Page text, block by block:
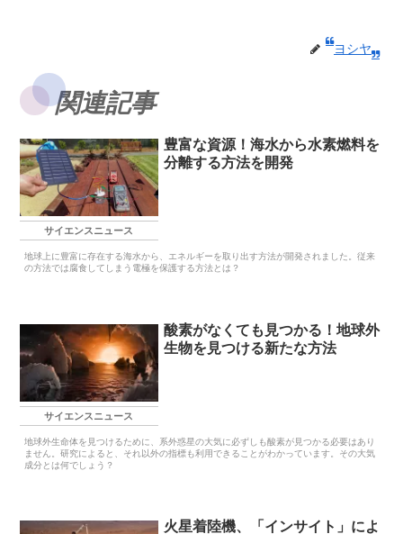
ヨシヤ
関連記事
サイエンスニュース
豊富な資源！海水から水素燃料を
分離する方法を開発
地球上に豊富に存在する海水から、エネルギーを取り出す方法が開発されました。従来
の方法では腐食してしまう電極を保護する方法とは？
サイエンスニュース
酸素がなくても見つかる！地球外
生物を見つける新たな方法
地球外生命体を見つけるために、系外惑星の大気に必ずしも酸素が見つかる必要はあり
ません。研究によると、それ以外の指標も利用できることがわかっています。その大気
成分とは何でしょう？
火星着陸機、「インサイト」によ